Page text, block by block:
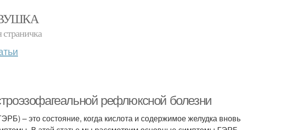
рефлюксной болезни
– это состояние, когда кислота и содержимое желудка вновь